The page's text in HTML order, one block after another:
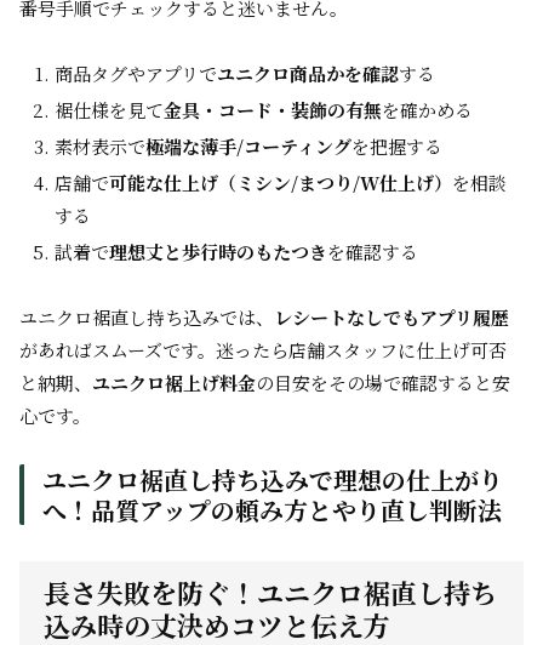
番号手順でチェックすると迷いません。
商品タグやアプリでユニクロ商品かを確認する
裾仕様を見て金具・コード・装飾の有無を確かめる
素材表示で極端な薄手/コーティングを把握する
店舗で可能な仕上げ（ミシン/まつり/W仕上げ） を相談
する
試着で理想丈と歩行時のもたつきを確認する
ユニクロ裾直し持ち込みでは、
レシートなしでもアプリ履歴
があればスムーズです。迷ったら店舗スタッフに仕上げ可否
と納期、 ユニクロ裾上げ料金の目安をその場で確認すると安
心です。
ユニクロ裾直し持ち込みで理想の仕上がり
へ！品質アップの頼み方とやり直し判断法
長さ失敗を防ぐ！ユニクロ裾直し持ち
込み時の丈決めコツと伝え方